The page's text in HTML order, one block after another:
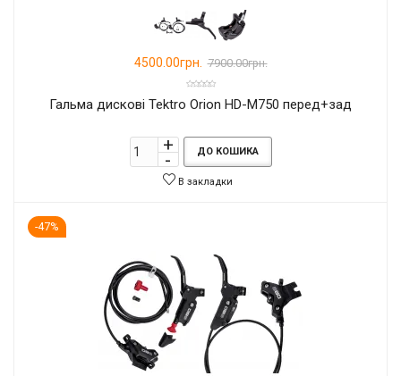
4500.00грн. 7900.00грн.
Гальма дискові Tektro Orion HD-M750 перед+зад
ДО КОШИКА
В закладки
-47%